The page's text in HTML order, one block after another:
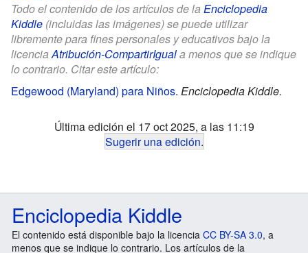
Todo el contenido de los artículos de la Enciclopedia
Kiddle (incluidas las imágenes) se puede utilizar
libremente para fines personales y educativos bajo la
licenciaAtribución-CompartirIguala menos que se indique
lo contrario. Citar este artículo:
Edgewood (Maryland) para Niños. Enciclopedia Kiddle.
Última edición el 17 oct 2025, a las 11:19
Sugerir una edición.
Enciclopedia Kiddle
El contenido está disponible bajo la licencia CC BY-SA 3.0, a
menos que se indique lo contrario. Los artículos de la